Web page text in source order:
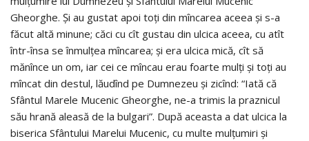
Gheorghe. Şi au gustat apoi toţi din mîncarea aceea şi s-a
făcut altă minune; căci cu cît gustau din ulcica aceea, cu atît
într-însa se înmulţea mîncarea; şi era ulcica mică, cît să
mănînce un om, iar cei ce mîncau erau foarte mulţi şi toţi au
mîncat din destul, lăudînd pe Dumnezeu şi zicînd: “Iată că
Sfântul Marele Mucenic Gheorghe, ne-a trimis la praznicul
său hrană aleasă de la bulgari”. După aceasta a dat ulcica la
biserica Sfântului Marelui Mucenic, cu multe mulţumiri şi